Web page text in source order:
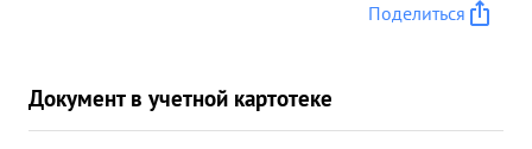
Поделиться
Документ в учетной картотеке